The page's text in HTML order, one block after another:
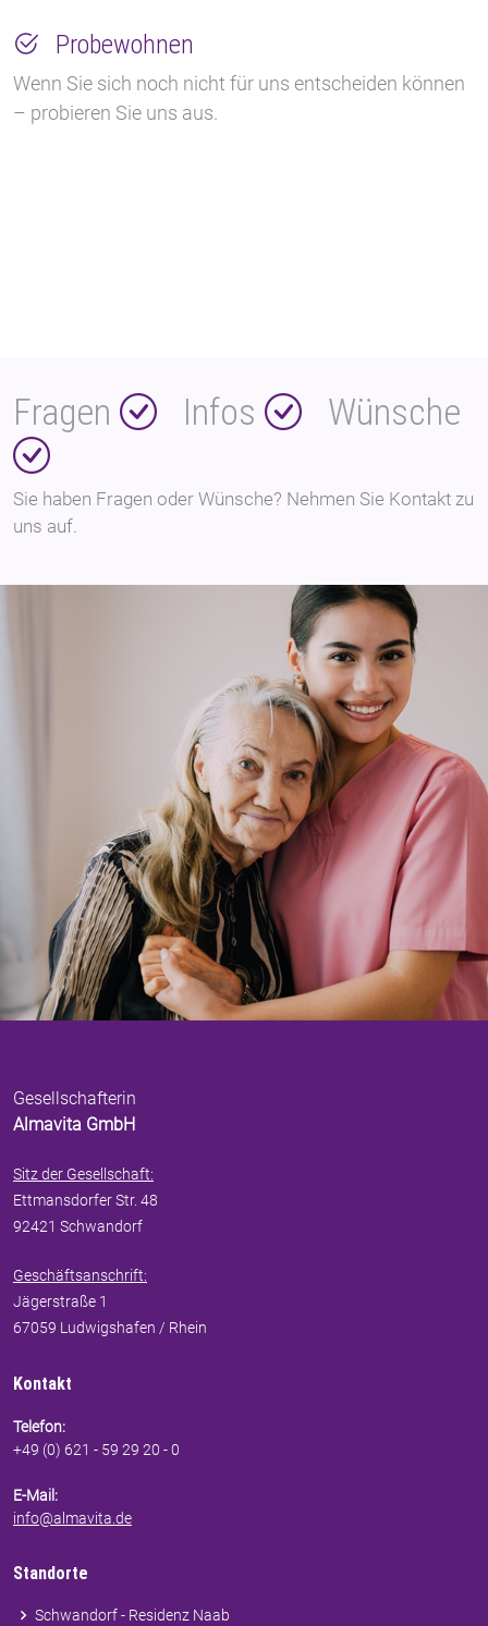
Probewohnen
Wenn Sie sich noch nicht für uns entscheiden können
– probieren Sie uns aus.
Fragen Infos Wünsche
Sie haben Fragen oder Wünsche? Nehmen Sie Kontakt zu
uns auf.
Gesellschafterin
Almavita GmbH
Sitz der Gesellschaft:
Ettmansdorfer Str. 48
92421 Schwandorf
Geschäftsanschrift:
Jägerstraße 1
67059 Ludwigshafen / Rhein
Kontakt
Telefon:
+49 (0) 621 - 59 29 20 - 0
E-Mail:
info@almavita.de
Standorte
Schwandorf - Residenz Naab